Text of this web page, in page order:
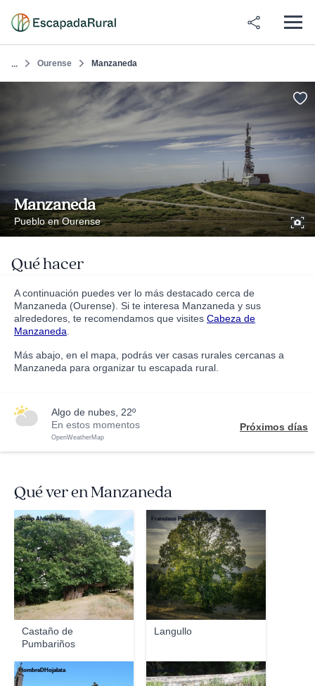
... Ourense Manzaneda
Manzaneda
Pueblo en Ourense
Qué hacer
A continuación puedes ver lo más destacado cerca de
Manzaneda (Ourense). Si te interesa Manzaneda y sus
alrededores, te recomendamos que visites Cabeza de
Manzaneda
Más abajo, en el mapa, podrás ver casas rurales cercanas a
Manzaneda para organizar tu escapada rural.
algo de nubes, 22º
En estos momentos
OpenWeatherMap
Próximos días
Qué ver en Manzaneda
Castaño de
Pumbariños
Josep Álvarez Pérez
Langullo
Francisco Pacheco López
HombreDHojalata Jmrodri2